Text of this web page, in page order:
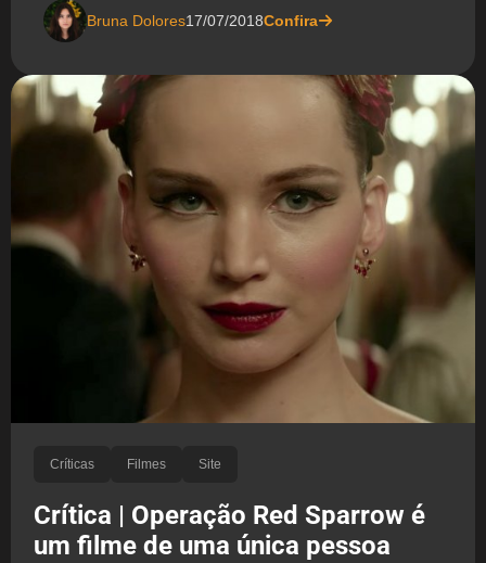
Bruna Dolores17/07/2018Confira
Críticas Filmes Site
Crítica | Operação Red Sparrow é
um filme de uma única pessoa